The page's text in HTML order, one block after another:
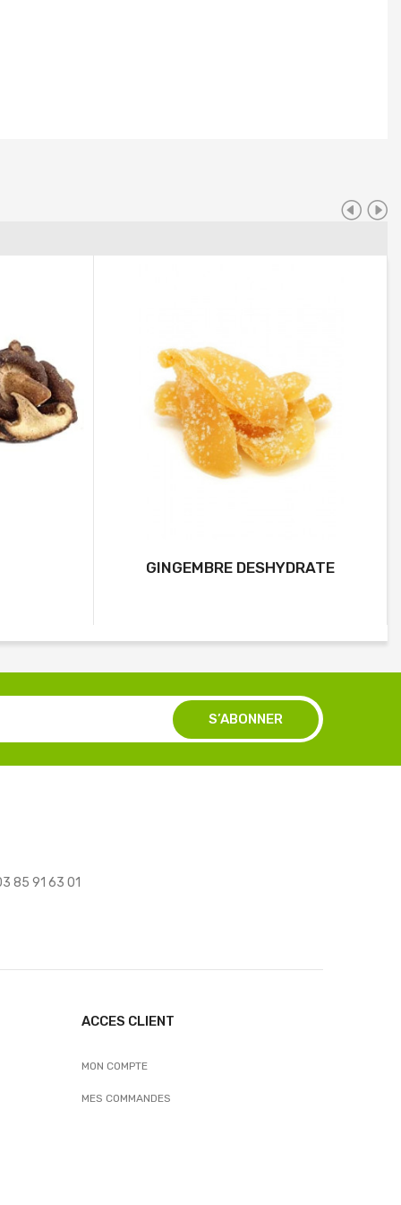
GINGEMBRE DESHYDRATE
85 91 63 01
ACCES CLIENT
MON COMPTE
MES COMMANDES